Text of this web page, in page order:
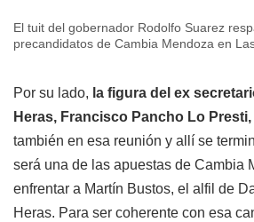
El tuit del gobernador Rodolfo Suarez
precandidatos de Cambia Mendoza en
Por su lado, la figura del ex
Heras, Francisco Pancho Lo
también en esa reunión y allí se
será una de las apuestas de Cambia
enfrentar a Martín Bustos, el alfil de
Heras. Para ser coherente con esa